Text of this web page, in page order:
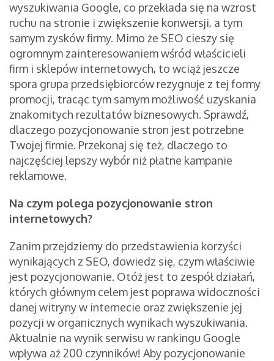
wyszukiwania Google, co przekłada się na wzrost
ruchu na stronie i zwiększenie konwersji, a tym
samym zysków firmy. Mimo że SEO cieszy się
ogromnym zainteresowaniem wśród właścicieli
firm i sklepów internetowych, to wciąż jeszcze
spora grupa przedsiębiorców rezygnuje z tej formy
promocji, tracąc tym samym możliwość uzyskania
znakomitych rezultatów biznesowych. Sprawdź,
dlaczego pozycjonowanie stron jest potrzebne
Twojej firmie. Przekonaj się też, dlaczego to
najczęściej lepszy wybór niż płatne kampanie
reklamowe.
Na czym polega pozycjonowanie stron
internetowych?
Zanim przejdziemy do przedstawienia korzyści
wynikających z SEO, dowiedz się, czym właściwie
jest pozycjonowanie. Otóż jest to zespół działań,
których głównym celem jest poprawa widoczności
danej witryny w internecie oraz zwiększenie jej
pozycji w organicznych wynikach wyszukiwania.
Aktualnie na wynik serwisu w rankingu Google
wpływa aż 200 czynników! Aby pozycjonowanie